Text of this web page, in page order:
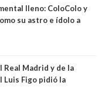
lleno: ColoColo y
su astro e ídolo a
Real Madrid y de la
Luis Figo pidió la